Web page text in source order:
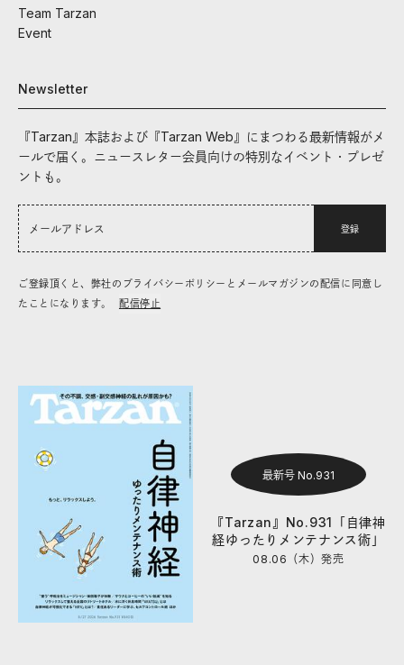
Team Tarzan
Event
Newsletter
『Tarzan』本誌および『Tarzan Web』にまつわる最新情報がメ
ールで届く。ニュースレター会員向けの特別なイベント・プレゼ
ントも。
登録
ご登録頂くと、弊社のプライバシーポリシーとメールマガジンの配信に同意し
たことになります。
配信停止
最新号 No.931
『Tarzan』No.931「自律神
経ゆったりメンテナンス術」
08.06（木）発売